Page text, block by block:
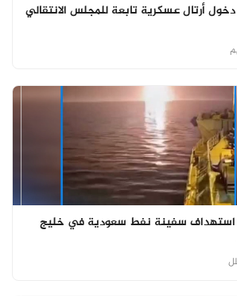
أرتال عسكرية تابعة للمجلس الانتقالي
استهداف سفينة نفط سعودية في خليج